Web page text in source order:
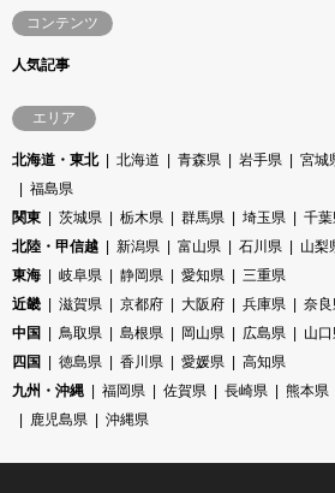
コンテンツ
人気記事
エリア
北海道・東北 北海道 青森県 岩手県 宮城
福島県
関東
茨城県 栃木県 群馬県 埼玉県 千葉
北陸・甲信越
新潟県 富山県 石川県 山梨
東海
岐阜県 静岡県 愛知県
三重県
近畿
滋賀県 京都府 大阪府 兵庫県 奈良
中国
鳥取県 島根県 岡山県 広島県
山口
四国
徳島県 香川県 愛媛県
高知県
九州・沖縄
福岡県 佐賀県 長崎県 熊本県
鹿児島県
沖縄県